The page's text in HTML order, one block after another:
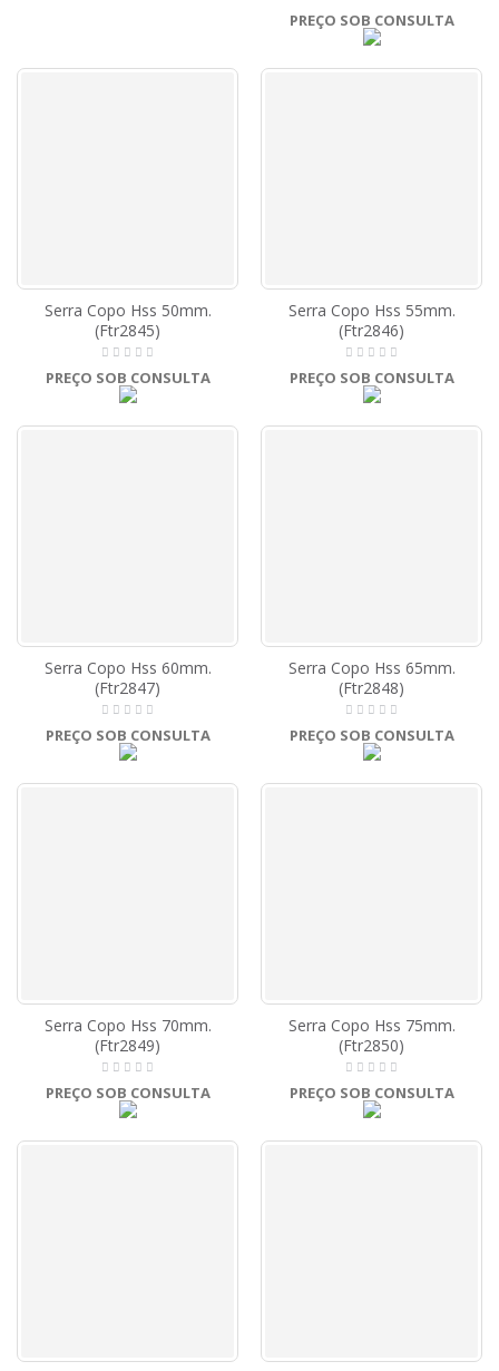
PREÇO SOB CONSULTA
Serra Copo Hss 50mm.
(Ftr2845)
PREÇO SOB CONSULTA
Serra Copo Hss 55mm.
(Ftr2846)
PREÇO SOB CONSULTA
Serra Copo Hss 60mm.
(Ftr2847)
PREÇO SOB CONSULTA
Serra Copo Hss 65mm.
(Ftr2848)
PREÇO SOB CONSULTA
Serra Copo Hss 70mm.
(Ftr2849)
PREÇO SOB CONSULTA
Serra Copo Hss 75mm.
(Ftr2850)
PREÇO SOB CONSULTA